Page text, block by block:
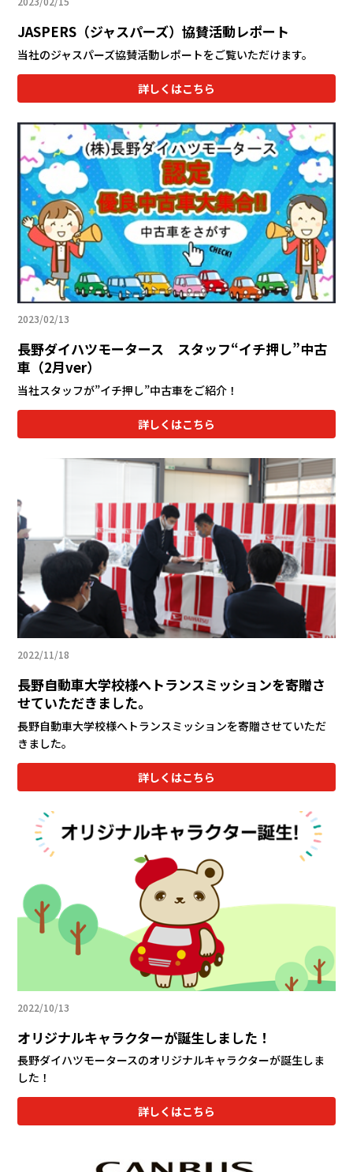
JASPERS（ジャスパーズ）協賛活動レポート
当社のジャスパーズ協賛活動レポートをご覧いただけます。
詳しくはこちら
2023/02/13
長野ダイハツモータース スタッフ“イチ押し”中古
車（2月ver）
当社スタッフが”イチ押し”中古車をご紹介！
詳しくはこちら
2022/11/18
長野自動車大学校様へトランスミッションを寄贈さ
せていただきました。
長野自動車大学校様へトランスミッションを寄贈させていただ
きました。
詳しくはこちら
2022/10/13
オリジナルキャラクターが誕生しました！
長野ダイハツモータースのオリジナルキャラクターが誕生しま
した！
詳しくはこちら